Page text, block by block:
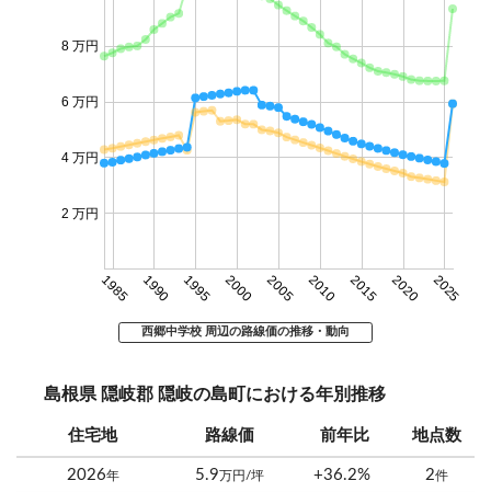
1985 1990 1995 2000 2005 2010 2015 2020 2025
2 万円
4 万円
6 万円
8 万円
西郷中学校 周辺の路線価の推移・動向
島根県 隠岐郡 隠岐の島町における年別推移
住宅地 路線価 前年比 地点数
2026年 5.9 万円/坪 +36.2% 2件